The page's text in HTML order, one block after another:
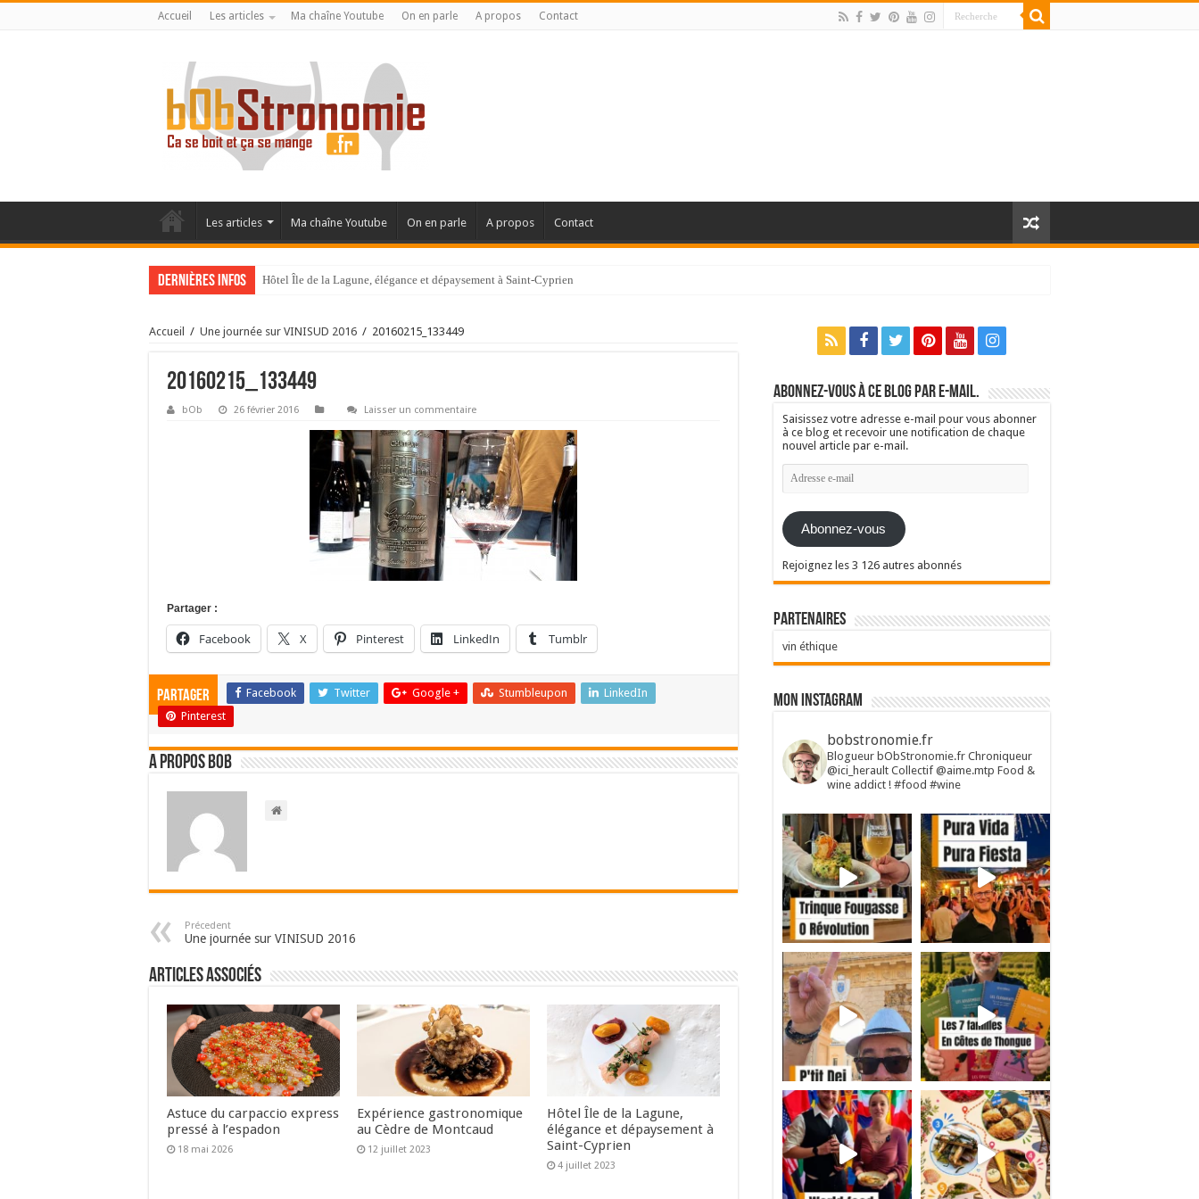
Accueil Les articles Ma chaîne Youtube On en parle A propos Contact
Les articles Ma chaîne Youtube On en parle A propos Contact
Dernières infos Hôtel Île de la Lagune, élégance et dépaysement à Saint-Cyprien
La Villa Duflot, pépite perpignanaise
Accueil / Une journée sur VINISUD 2016 / 20160215_133449
20160215_133449
bOb 26 février 2016 Laisser un commentaire
Partager :
Facebook X Pinterest LinkedIn Tumblr
Partager Facebook Twitter Google + Stumbleupon
LinkedIn
Pinterest
A propos bOb
Précedent
Une journée sur VINISUD 2016
Articles associés
Astuce du carpaccio express
pressé à l’espadon
18 mai 2026
Expérience gastronomique
au Cèdre de Montcaud
12 juillet 2023
Hôtel Île de la Lagune,
élégance et dépaysement à
Saint-Cyprien
4 juillet 2023
Abonnez-vous à ce blog par e-mail.
Saisissez votre adresse e-mail pour vous abonner
à ce blog et recevoir une notification de chaque
nouvel article par e-mail.
Adresse
e-
Abonnez-vous
Rejoignez les 3 126 autres abonnés
Partenaires
vin éthique
Mon Instagram
bobstronomie.fr
Blogueur bObStronomie.fr Chroniqueur
@ici_herault Collectif @aime.mtp Food &
wine addict ! #food #wine